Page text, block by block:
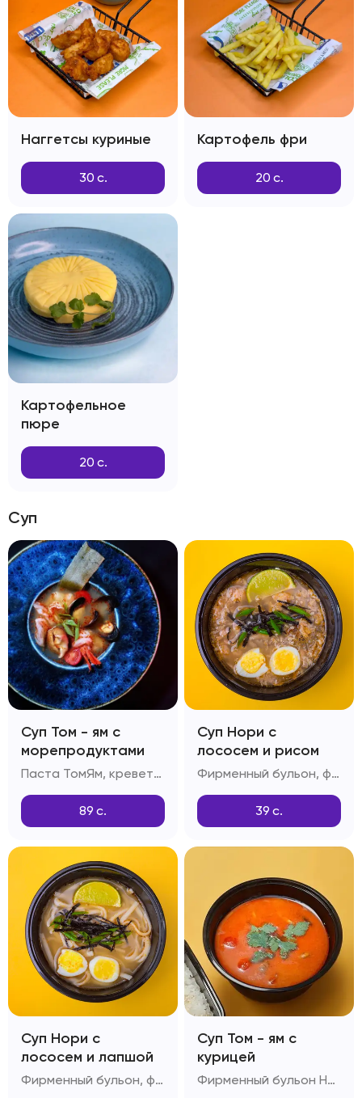
Наггетсы куриные
30 с.
Картофель фри
20 с.
Картофельное
пюре
20 с.
Суп
Суп Том - ям с
морепродуктами
Паста ТомЯм, креветки, мидии, шампиньоны, снежный краб, помидоры черри
89 с.
Суп Нори с
лососем и рисом
Фирменный бульон, филе лосося, отварной рис, куриное яйцо, паста Том-ям, рыбный соус, зеленый лук
39 с.
Суп Нори с
лососем и лапшой
Фирменный бульон, филе лосося, китайская лапша, куриное яйцо, паста Том-ям, рыбный соус, зеленый лук
Суп Том - ям с
курицей
Фирменный бульон Нори, рис, филе куриное, шампиньоны, помидоры Черри, паста Том-ям, кокосовое молоко, лайм, соус Рыбный, чеснок, стручковый перец, зелень